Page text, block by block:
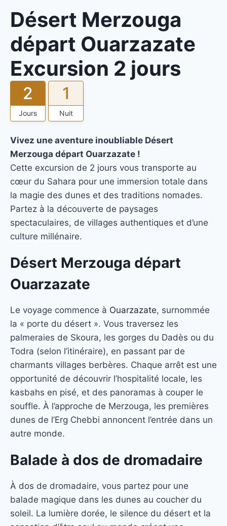
Désert Merzouga
départ Ouarzazate
Excursion 2 jours
2
Jours
1
Nuit
Vivez une aventure inoubliable Désert
Merzouga départ Ouarzazate !
Cette excursion de 2 jours vous transporte au
cœur du Sahara pour une immersion totale dans
la magie des dunes et des traditions nomades.
Partez à la découverte de paysages
spectaculaires, de villages authentiques et d’une
culture millénaire.
Désert Merzouga départ
Ouarzazate
Le voyage commence à Ouarzazate, surnommée
la « porte du désert ». Vous traversez les
palmeraies de Skoura, les gorges du Dadès ou du
Todra (selon l’itinéraire), en passant par de
charmants villages berbères. Chaque arrêt est une
opportunité de découvrir l’hospitalité locale, les
kasbahs en pisé, et des panoramas à couper le
souffle. À l’approche de Merzouga, les premières
dunes de l’Erg Chebbi annoncent l’entrée dans un
autre monde.
Balade à dos de dromadaire
À dos de dromadaire, vous partez pour une
balade magique dans les dunes au coucher du
soleil. La lumière dorée, le silence du désert et la